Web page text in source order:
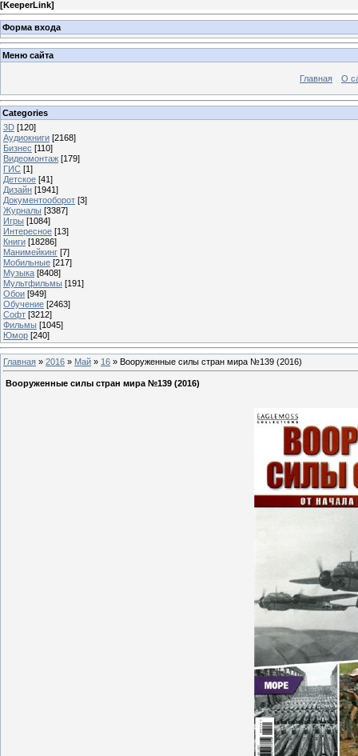
[KeeperLink]
Форма входа
Меню сайта
Главная О
Categories
3D [120]
Аудиокниги [2168]
Бизнес [110]
Видеомонтаж [179]
ГИС [1]
Детское [41]
Дизайн [1941]
Документооборот [3]
Журналы [3387]
Игры [1084]
Интересное [13]
Книги [18286]
Манимейкинг [7]
Мобильные [217]
Музыка [8408]
Мультфильмы [191]
Обои [949]
Обучение [2463]
Софт [3212]
Фильмы [1045]
Юмор [240]
Главная » 2016 » Май » 16 » Вооруженные силы стран мира №139 (2016)
Вооруженные силы стран мира №139 (2016)